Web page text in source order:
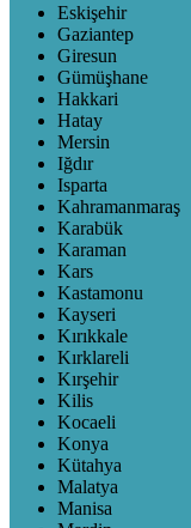
Eskişehir
Gaziantep
Giresun
Gümüşhane
Hakkari
Hatay
Mersin
Iğdır
Isparta
Kahramanmaraş
Karabük
Karaman
Kars
Kastamonu
Kayseri
Kırıkkale
Kırklareli
Kırşehir
Kilis
Kocaeli
Konya
Kütahya
Malatya
Manisa